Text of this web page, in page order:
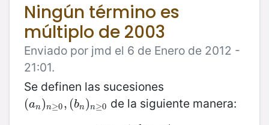
Ningún término es
múltiplo de 2003
Enviado por jmd el 6 de Enero de 2012 -
21:01.
Se definen las sucesiones
(an)n≥0, (bn)n≥0
(an)n≥0 (bn)n≥ 0
de la siguiente manera: